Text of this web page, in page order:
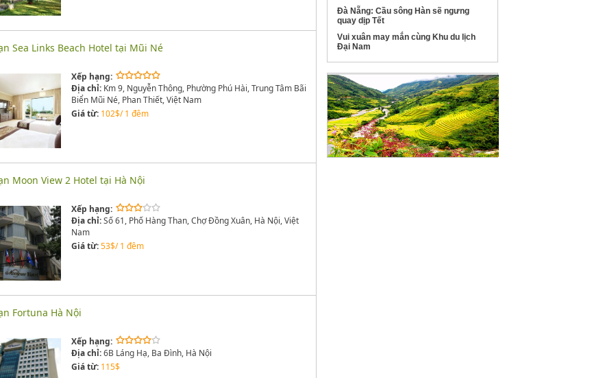
Sea Links Beach Hotel tại Mũi Né
Xếp hạng:
Địa chỉ:Km 9, Nguyễn Thông, Phường Phú Hài, Trung Tâm Bãi
Biển Mũi Né, Phan Thiết, Việt Nam
Giá từ: 102$/ 1 đêm
Moon View 2 Hotel tại Hà Nội
Xếp hạng:
Địa chỉ:Số 61, Phố Hàng Than, Chợ Đồng Xuân, Hà Nội, Việt
Nam
Giá từ:53$/ 1 đêm
Fortuna Hà Nội
Xếp hạng:
Địa chỉ:6B Láng Hạ, Ba Đình, Hà Nội
Giá từ: 115$
Đà Nẵng: Cầu sông Hàn sẽ ngưng
quay dịp Tết
Vui xuân may mắn cùng Khu du lịch
Đại Nam